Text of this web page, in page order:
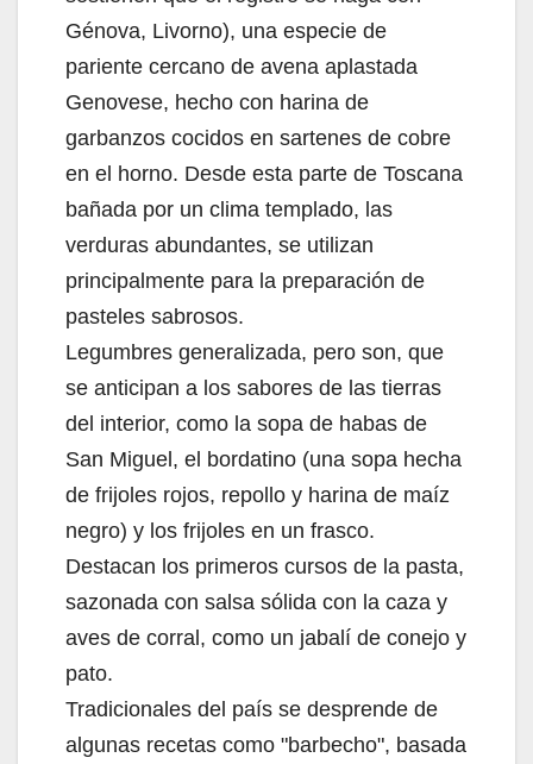
Génova, Livorno), una especie de
pariente cercano de avena aplastada
Genovese, hecho con harina de
garbanzos cocidos en sartenes de cobre
en el horno. Desde esta parte de Toscana
bañada por un clima templado, las
verduras abundantes, se utilizan
principalmente para la preparación de
pasteles sabrosos.
Legumbres generalizada, pero son, que
se anticipan a los sabores de las tierras
del interior, como la sopa de habas de
San Miguel, el bordatino (una sopa hecha
de frijoles rojos, repollo y harina de maíz
negro) y los frijoles en un frasco.
Destacan los primeros cursos de la pasta,
sazonada con salsa sólida con la caza y
aves de corral, como un jabalí de conejo y
pato.
Tradicionales del país se desprende de
algunas recetas como "barbecho", basada